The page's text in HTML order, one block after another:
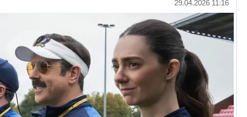
29.04.2026 11:16